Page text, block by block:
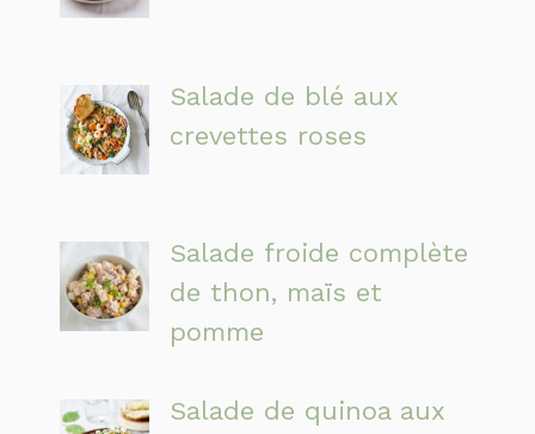
Salade de blé aux
crevettes roses
Salade froide complète
de thon, maïs et
pomme
Salade de quinoa aux